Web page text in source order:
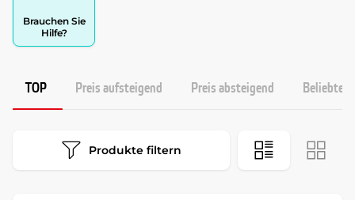
Brauchen Sie
Hilfe?
TOP Preis aufsteigend Preis absteigend
Produkte filtern